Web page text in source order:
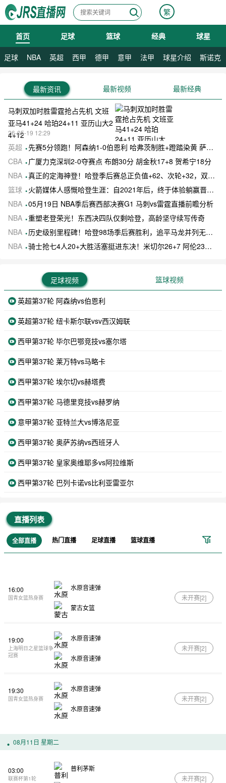
繁
首页 足球 篮球 经典 球星
足球 NBA 英超 西甲 德甲 意甲 法甲 球星介绍 斯诺克
最新资讯 最新视频 最新经典
马刺双加时胜雷霆抢占先机 文班
亚马41+24 哈珀24+11 亚历山大2
4+12
26-05-19 12:29
英超
先赛5分领跑！阿森纳1-0伯恩利 哈弗茨制胜+蹬踏染黄 萨卡献助攻
CBA
广厦力克深圳2-0夺赛点 布朗30分 胡金秋17+8 贺希宁18分
NBA 真正的定海神登！哈登季后赛总正负值+62、次轮+32，双数据领跑骑士全队
篮球
火箭媒体人感慨哈登生涯：自2021年后，终于体验躺赢晋级滋味
NBA 05月19日 NBA季后赛西部决赛G1 马刺vs雷霆直播前瞻分析
NBA 重塑老登荣光！东西决四队仅剩哈登，高龄坚守续写传奇
NBA
历史级别里程碑！哈登98场季后赛胜利，追平马龙并列无冠球员历史第一
NBA 骑士抢七4人20+大胜活塞挺进东决！米切尔26+7 阿伦23分 梅里尔23分 詹金斯17分
足球视频 篮球视频
英超第37轮 阿森纳vs伯恩利
英超第37轮 纽卡斯尔联vsv西汉姆联
西甲第37轮 毕尔巴鄂竞技vs塞尔塔
西甲第37轮 莱万特vs马略卡
西甲第37轮 埃尔切vs赫塔费
西甲第37轮 马德里竞技vs赫罗纳
意甲第37轮 亚特兰大vs博洛尼亚
西甲第37轮 奥萨苏纳vs西班牙人
西甲第37轮 皇家奥维耶多vs阿拉维斯
西甲第37轮 巴列卡诺vs比利亚雷亚尔
直播列表
全部直播 热门直播 足球直播 篮球直播
08月10日 星期一
16:00
国青女篮热身赛
水原音速弹
蒙古女篮
未开赛[2]
19:00
上海明日之星篮球争
冠赛
水原音速弹
水原音速弹
未开赛[2]
19:30
国青女篮热身赛
水原音速弹
水原音速弹
未开赛[2]
08月11日 星期二
03:00
联赛杯第1轮
普利茅斯
未开赛[2]